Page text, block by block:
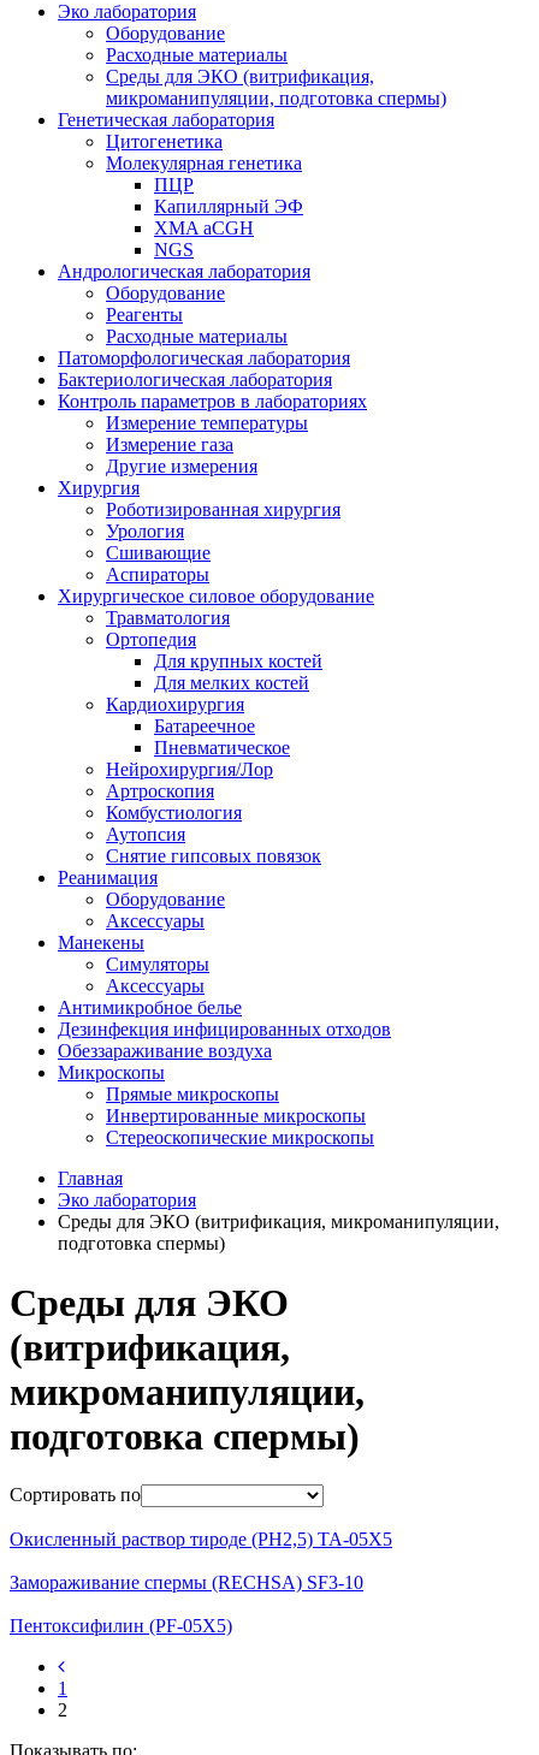
Эко лаборатория
Оборудование
Расходные материалы
Среды для ЭКО (витрификация,
микроманипуляции, подготовка спермы)
Генетическая лаборатория
Цитогенетика
Молекулярная генетика
ПЦР
Капиллярный ЭФ
XMA aCGH
NGS
Андрологическая лаборатория
Оборудование
Реагенты
Расходные материалы
Патоморфологическая лаборатория
Бактериологическая лаборатория
Контроль параметров в лабораториях
Измерение температуры
Измерение газа
Другие измерения
Хирургия
Роботизированная хирургия
Урология
Сшивающие
Аспираторы
Хирургическое силовое оборудование
Травматология
Ортопедия
Для крупных костей
Для мелких костей
Кардиохирургия
Батареечное
Пневматическое
Нейрохирургия/Лор
Артроскопия
Комбустиология
Аутопсия
Снятие гипсовых повязок
Реанимация
Оборудование
Аксессуары
Манекены
Симуляторы
Аксессуары
Антимикробное белье
Дезинфекция инфицированных отходов
Обеззараживание воздуха
Микроскопы
Прямые микроскопы
Инвертированные микроскопы
Стереоскопические микроскопы
Главная
Эко лаборатория
Среды для ЭКО (витрификация, микроманипуляции,
подготовка спермы)
Среды для ЭКО
(витрификация,
микроманипуляции,
подготовка спермы)
Сортировать по
Окисленный раствор тироде (PH2,5) ТА-05X5
Замораживание спермы (RECHSA) SF3-10
Пентоксифилин (PF-05X5)
1
2